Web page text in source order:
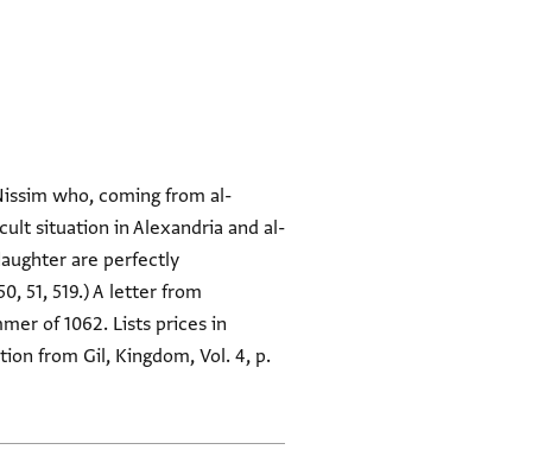
who, coming from al-
situation in Alexandria and al-
are perfectly
51, 519.) A letter from
of 1062. Lists prices in
from Gil, Kingdom, Vol. 4, p.